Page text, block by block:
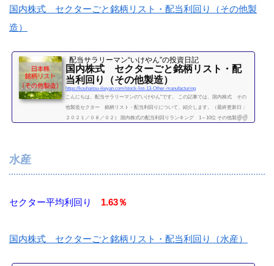
国内株式 セクターごと銘柄リスト・配当利回り（その他製
造）
配当サラリーマン“いけやん”の投資日記 ​
国内株式 セクターごと銘柄リスト・配
当利回り（その他製造）
https://kouhaitou-ikeyan.com/stock-list-13-Other-manufacturing
こんにちは。配当サラリーマンの“いけやん”です。 この記事では、国内株式 その
他製造セクター 銘柄リスト・配当利回りについて、紹介します。（最終更新日：
２０２１／０８／０２） 国内株式の配当利回りランキング 1～10位 その他製造セ
続きを読む
水産
セクター平均利回り 1.63％
国内株式 セクターごと銘柄リスト・配当利回り（水産）